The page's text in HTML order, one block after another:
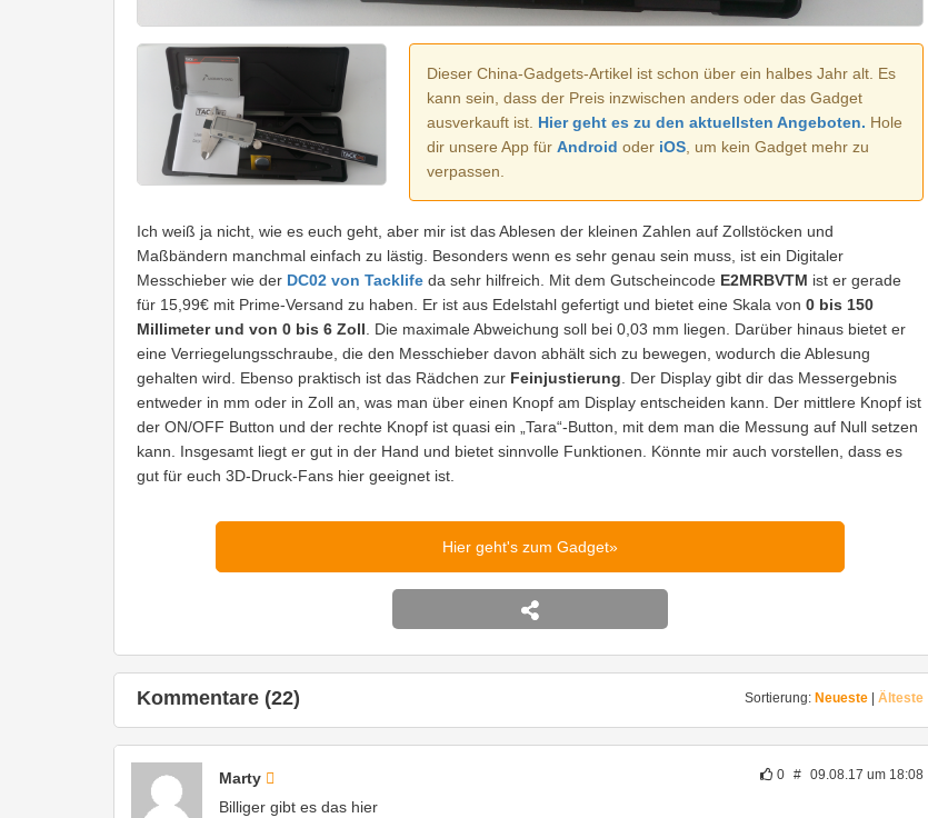
Dieser China-Gadgets-Artikel ist schon über ein halbes Jahr alt. Es
kann sein, dass der Preis inzwischen anders oder das Gadget
ausverkauft ist. Hier geht es zu den aktuellsten Angeboten. Hole
dir unsere App für Android oder iOS, um kein Gadget mehr zu
verpassen.
Ich weiß ja nicht, wie es euch geht, aber mir ist das Ablesen der kleinen Zahlen auf Zollstöcken und
Maßbändern manchmal einfach zu lästig. Besonders wenn es sehr genau sein muss, ist ein Digitaler
Messchieber wie der DC02 von Tacklife da sehr hilfreich. Mit dem Gutscheincode E2MRBVTM ist er gerade
für 15,99€ mit Prime-Versand zu haben. Er ist aus Edelstahl gefertigt und bietet eine Skala von 0 bis 150
Millimeter und von 0 bis 6 Zoll. Die maximale Abweichung soll bei 0,03 mm liegen. Darüber hinaus bietet er
eine Verriegelungsschraube, die den Messchieber davon abhält sich zu bewegen, wodurch die Ablesung
gehalten wird. Ebenso praktisch ist das Rädchen zur Feinjustierung. Der Display gibt dir das Messergebnis
entweder in mm oder in Zoll an, was man über einen Knopf am Display entscheiden kann. Der mittlere Knopf ist
der ON/OFF Button und der rechte Knopf ist quasi ein „Tara“-Button, mit dem man die Messung auf Null setzen
kann. Insgesamt liegt er gut in der Hand und bietet sinnvolle Funktionen. Könnte mir auch vorstellen, dass es
gut für euch 3D-Druck-Fans hier geeignet ist.
Hier geht's zum Gadget
Sortierung: Neueste Älteste
Kommentare (22)
0 # 09.08.17 um 18:08
Marty
Billiger gibt es das hier